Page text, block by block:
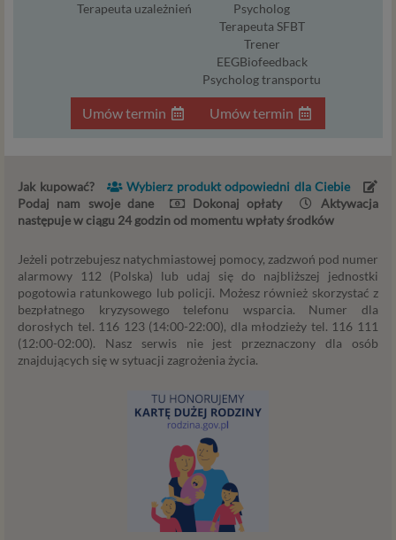
Terapeuta uzależnień
Umów termin
Psycholog
Terapeuta SFBT
Trener
EEGBiofeedback
Psycholog transportu
Umów termin
Jak kupować?
Wybierz produkt odpowiedni dla Ciebie
Podaj nam swoje dane
Dokonaj opłaty
Aktywacja
następuje w ciągu 24 godzin od momentu wpłaty środków
Jeżeli potrzebujesz natychmiastowej pomocy, zadzwoń pod numer
alarmowy 112 (Polska) lub udaj się do najbliższej jednostki
pogotowia ratunkowego lub policji. Możesz również skorzystać z
bezpłatnego kryzysowego telefonu wsparcia. Numer dla
dorosłych tel. 116 123 (14:00-22:00), dla młodzieży tel. 116 111
(12:00-02:00). Nasz serwis nie jest przeznaczony dla osób
znajdujących się w sytuacji zagrożenia życia.
przypadkach korzystania z naszych usług wystąpią, co do
Niezbędność przetwarzania do zawarcia lub
wykonania umowy, której jesteś stroną. Umowa to,
w naszym przypadku, regulamin serwisu i
informacje na stronach ofertowych danej usługi.
przypadku, gdy zakładasz u nas konto, to umowa o
dostarczenie tego konta upoważnia nas do
zapewnienia (np. danych podanych przez Ciebie w
profilu tego konta). Bez tej możliwości nie bylibyśmy
w stanie zapewnić Ci usługi, a Ty nie mógłbyś z niej
korzystać.
Niezbędność przetwarzania do celów wynikających
z prawnie uzasadnionych interesów realizowanych
przez administratora lub przez stronę trzecią. Ta
przypadków, gdy ich przetwarzanie jest
uzasadnione z uwagi na nasze usprawiedliwione
potrzeby, co obejmuje między innymi konieczność
zapewnienia bezpieczeństwa usługi (np.
sprawdzenie, czy do Twojego konta nie loguje się
nieuprawniona osoba), dokonanie pomiarów
statystycznych, ulepszania naszych usług i